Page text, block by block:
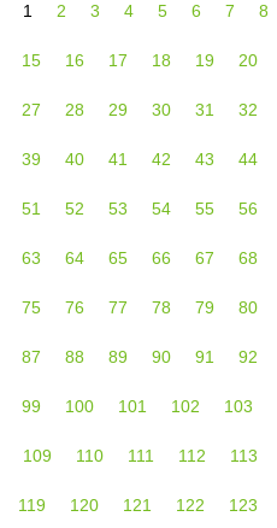
1 2 3 4 5 6 7 8
15 16 17 18 19 20
27 28 29 30 31 32
39 40 41 42 43 44
51 52 53 54 55 56
63 64 65 66 67 68
75 76 77 78 79 80
87 88 89 90 91 92
99 100 101 102 103
109 110 111 112 113
119 120 121 122 123